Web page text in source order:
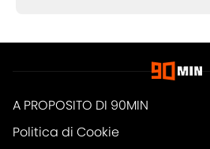
A PROPOSITO DI 90MIN
Politica di Cookie